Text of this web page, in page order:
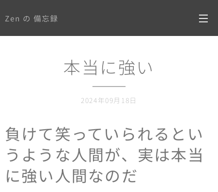
Zen の 備忘録
本当に強い
2024年09月18日
負けて笑っていられるとい
うような人間が、実は本当
に強い人間なのだ